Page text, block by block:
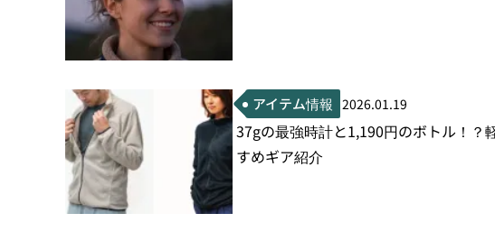
アイテム情報 2026.01.19
37gの最強時計と1,190円のボトル！？
すめギア紹介